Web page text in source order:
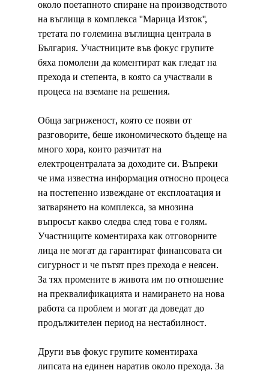
около поетапното спиране на производството
на въглища в комплекса "Марица Изток",
третата по големина въглищна централа в
България. Участниците във фокус групите
бяха помолени да коментират как гледат на
прехода и степента, в която са участвали в
процеса на вземане на решения.
Обща загриженост, която се появи от
разговорите, беше икономическото бъдеще на
много хора, които разчитат на
електроцентралата за доходите си. Въпреки
че има известна информация относно процеса
на постепенно извеждане от експлоатация и
затварянето на комплекса, за мнозина
въпросът какво следва след това е голям.
Участниците коментираха как отговорните
лица не могат да гарантират финансовата си
сигурност и че пътят през прехода е неясен.
За тях промените в живота им по отношение
на преквалификацията и намирането на нова
работа са проблем и могат да доведат до
продължителен период на нестабилност.
Други във фокус групите коментираха
липсата на единен наратив около прехода. За